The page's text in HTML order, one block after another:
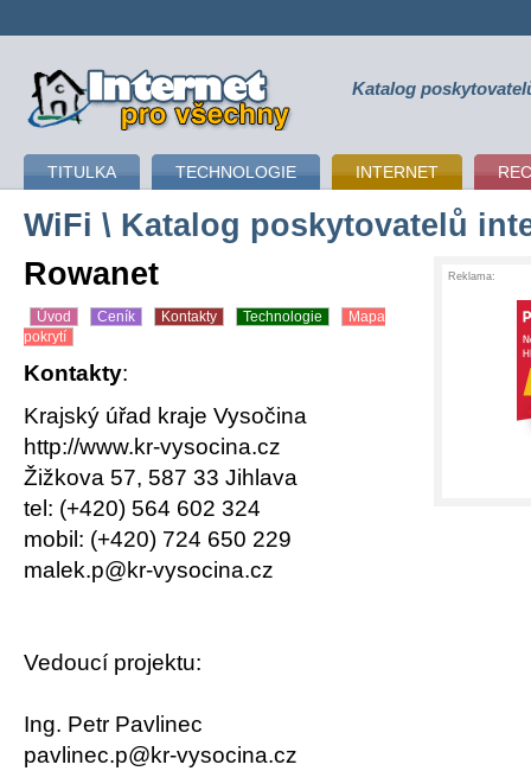
připojení k internetu Katalog
TITULKA TECHNOLOGIE INTERNET
WiFi \ Katalog poskytovatelů
Reklama:
Rowanet
Úvod Ceník Kontakty Technologie
Mapa
pokrytí
Kontakty:
Krajský úřad kraje Vysočina
http://www.kr-vysocina.cz
Žižkova 57, 587 33 Jihlava
tel: (+420) 564 602 324
mobil: (+420) 724 650 229
malek.p@kr-vysocina.cz
Vedoucí projektu:
Ing. Petr Pavlinec
pavlinec.p@kr-vysocina.cz